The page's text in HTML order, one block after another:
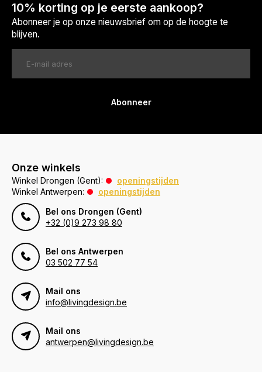
10% korting op je eerste aankoop?
Abonneer je op onze nieuwsbrief om op de hoogte te
blijven.
Abonneer
Onze winkels
Winkel Drongen (Gent):
openingstijden
Winkel Antwerpen:
openingstijden
Bel ons Drongen (Gent)
+32 (0)9 273 98 80
Bel ons Antwerpen
03 502 77 54
Mail ons
info@livingdesign.be
Mail ons
antwerpen@livingdesign.be